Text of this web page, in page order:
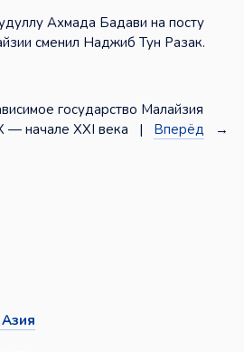
Ахмада Бадави на посту
сменил Наджиб Тун Разак.
государство Малайзия
— начале XXI века | Вперёд →